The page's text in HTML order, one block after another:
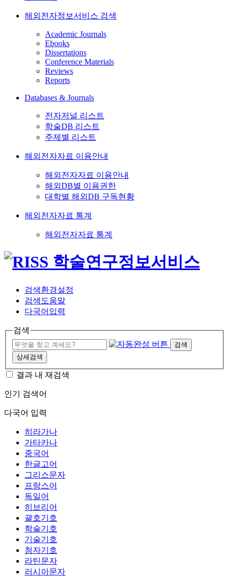
해외전자정보서비스 검색
Academic Journals
Ebooks
Dissertations
Conference Materials
Reviews
Reports
Databases & Journals
전자저널 리스트
학술DB 리스트
주제별 리스트
해외전자자료 이용안내
해외전자자료 이용안내
해외DB별 이용권한
대학별 해외DB 구독현황
해외전자자료 통계
해외전자자료 통계
검색환경설정
검색도움말
다국어입력
검색
검색
상세검색
결과 내 재검색
인기 검색어
다국어 입력
히라가나
가타카나
중국어
한글고어
그리스문자
프랑스어
독일어
히브리어
괄호기호
학술기호
기술기호
첨자기호
라틴문자
러시아문자